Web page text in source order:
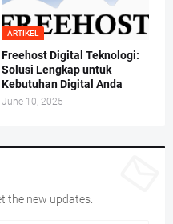
ARTIKEL
Freehost Digital Teknologi:
Solusi Lengkap untuk
Kebutuhan Digital Anda
June 10, 2025
the new updates.